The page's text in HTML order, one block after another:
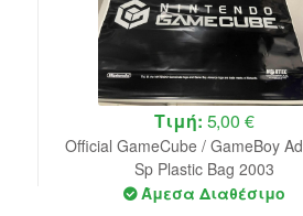
Τιμή: 5,00 €
Official GameCube / GameBoy
Sp Plastic Bag 2003
Άμεσα Διαθέσιμο